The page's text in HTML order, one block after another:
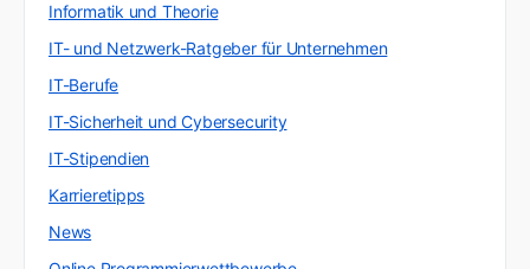
Informatik und Theorie
IT- und Netzwerk-Ratgeber für Unternehmen
IT-Berufe
IT-Sicherheit und Cybersecurity
IT-Stipendien
Karrieretipps
News